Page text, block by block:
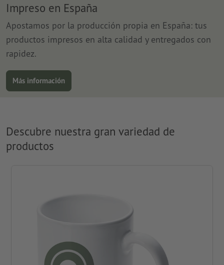
Impreso en España
Apostamos por la producción propia en España: tus
productos impresos en alta calidad y entregados con
rapidez.
Más información
Descubre nuestra gran variedad de
productos